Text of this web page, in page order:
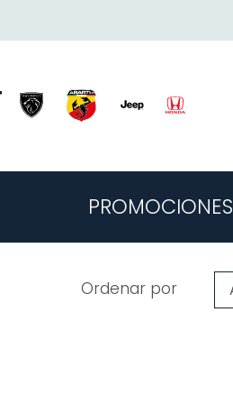
PROMOCIONES
Ordenar por